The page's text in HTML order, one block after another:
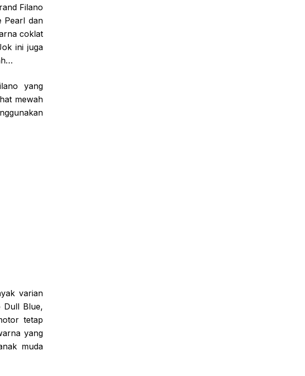
Filano
Pearl dan
coklat
ini juga
yang
mewah
varian
Dull Blue,
tetap
yang
muda